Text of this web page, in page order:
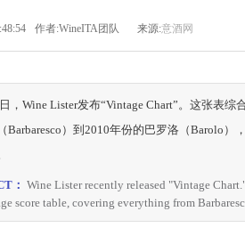
作者:WineITA团队 来源:意酒网
，Wine Lister发布“Vintage Chart”。这张表
Barbaresco）到2010年份的巴罗洛（Barolo
： Wine Lister recently released "Vintage
score table, covering everything from